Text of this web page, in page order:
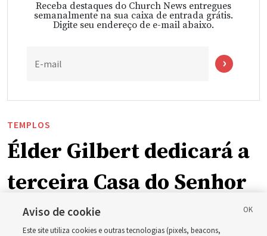
Receba destaques do Church News entregues
semanalmente na sua caixa de entrada grátis.
Digite seu endereço de e-mail abaixo.
E-mail
TEMPLOS
Élder Gilbert dedicará a
terceira Casa do Senhor
em Wyoming
Aviso de cookie
Este site utiliza cookies e outras tecnologias (pixels, beacons,